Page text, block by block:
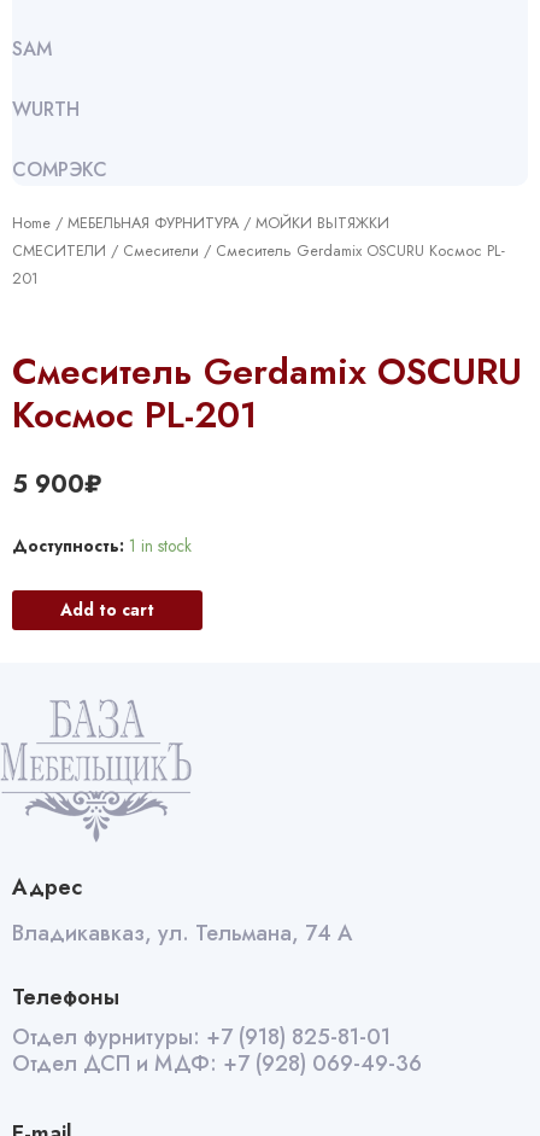
SАМ
WURTH
СОМРЭКС
Home / МЕБЕЛЬНАЯ ФУРНИТУРА / МОЙКИ ВЫТЯЖКИ
СМЕСИТЕЛИ / Смесители / Смеситель Gerdamix OSCURU Космос PL-
201
Смеситель Gerdamix OSCURU
Космос PL-201
5 900₽
Доступность: 1 in stock
Add to cart
Адрес
Владикавказ, ул. Тельмана, 74 А
Телефоны
Отдел фурнитуры: +7 (918) 825-81-01
Отдел ДСП и МДФ: +7 (928) 069-49-36